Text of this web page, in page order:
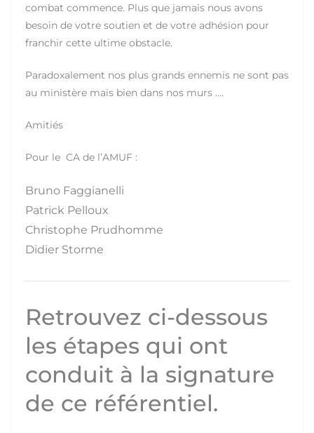
combat commence. Plus que jamais nous avons
besoin de votre soutien et de votre adhésion pour
franchir cette ultime obstacle.
Paradoxalement nos plus grands ennemis ne sont pas
au ministère mais bien dans nos murs ….
Amitiés
Pour le CA de l’AMUF :
Bruno Faggianelli
Patrick Pelloux
Christophe Prudhomme
Didier Storme
Retrouvez ci-dessous
les étapes qui ont
conduit à la signature
de ce référentiel.